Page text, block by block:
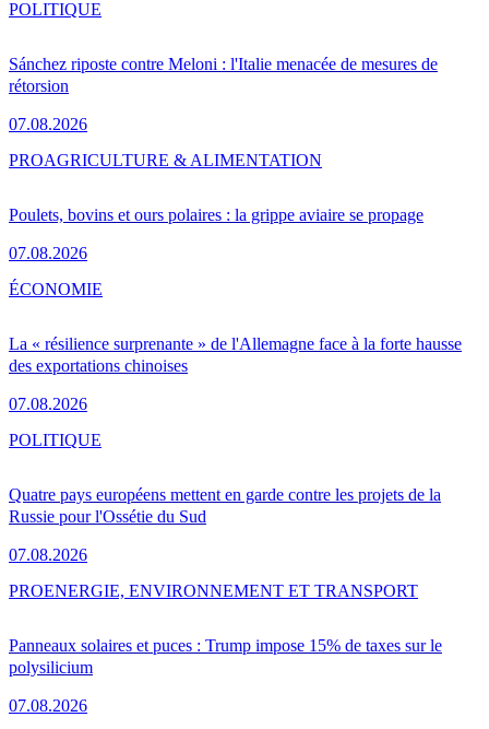
Sánchez riposte contre Meloni : l'Italie menacée de mesures de
rétorsion
07.08.2026
POLITIQUE
Poulets, bovins et ours polaires : la grippe aviaire se propage
07.08.2026
PROAGRICULTURE & ALIMENTATION
La « résilience surprenante » de l'Allemagne face à la forte hausse
des exportations chinoises
07.08.2026
ÉCONOMIE
Quatre pays européens mettent en garde contre les projets de la
Russie pour l'Ossétie du Sud
07.08.2026
POLITIQUE
Panneaux solaires et puces : Trump impose 15% de taxes sur le
polysilicium
07.08.2026
PROENERGIE, ENVIRONNEMENT ET TRANSPORT